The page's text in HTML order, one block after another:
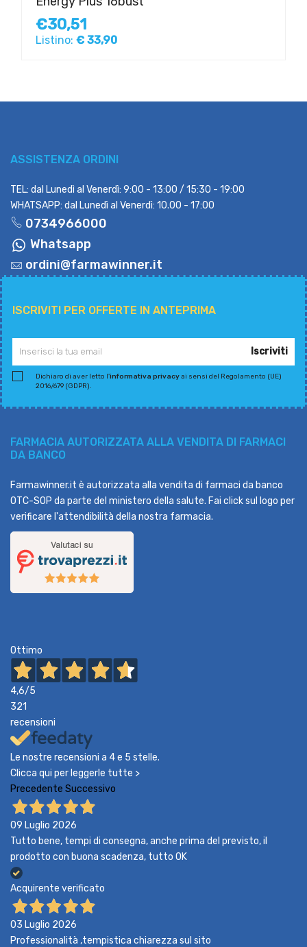
€30,51
Listino: € 33,90
ASSISTENZA ORDINI
TEL: dal Lunedì al Venerdì: 9:00 - 13:00 / 15:30 - 19:00
WHATSAPP: dal Lunedì al Venerdì: 10.00 - 17:00
0734966000
Whatsapp
ordini@farmawinner.it
ISCRIVITI PER OFFERTE IN ANTEPRIMA
Iscriviti
Dichiaro di aver letto l'informativa privacyai sensi del Regolamento (UE)
2016/679 (GDPR).
FARMACIA AUTORIZZATA ALLA VENDITA DI FARMACI
DA BANCO
Farmawinner.it è autorizzata alla vendita di farmaci da banco
OTC-SOP da parte del ministero della salute. Fai click sul logo per
verificare l'attendibilità della nostra farmacia.
Ottimo
4,6/5
321
recensioni
Le nostre recensioni a 4 e 5 stelle.
Clicca qui per leggerle tutte >
Precedente Successivo
09 Luglio 2026
Tutto bene, tempi di consegna, anche prima del previsto, il
prodotto con buona scadenza, tutto OK
Acquirente verificato
03 Luglio 2026
Professionalità ,tempistica chiarezza sul sito